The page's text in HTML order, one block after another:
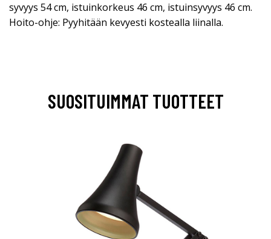
syvyys 54 cm, istuinkorkeus 46 cm, istuinsyvyys 46 cm.
Hoito-ohje: Pyyhitään kevyesti kostealla liinalla.
SUOSITUIMMAT TUOTTEET